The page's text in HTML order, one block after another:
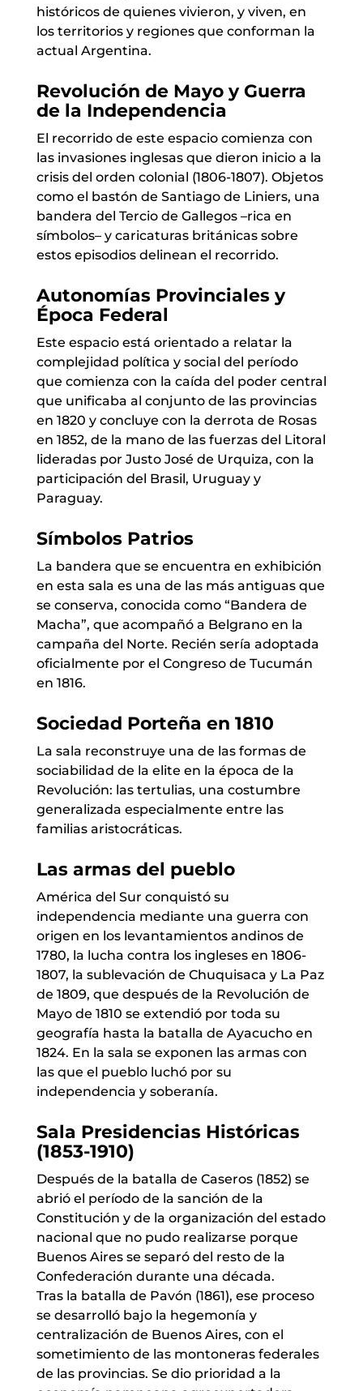
históricos de quienes vivieron, y viven, en
los territorios y regiones que conforman la
actual Argentina.
Revolución de Mayo y Guerra
de la Independencia
El recorrido de este espacio comienza con
las invasiones inglesas que dieron inicio a la
crisis del orden colonial (1806-1807). Objetos
como el bastón de Santiago de Liniers, una
bandera del Tercio de Gallegos –rica en
símbolos– y caricaturas británicas sobre
estos episodios delinean el recorrido.
Autonomías Provinciales y
Época Federal
Este espacio está orientado a relatar la
complejidad política y social del período
que comienza con la caída del poder central
que unificaba al conjunto de las provincias
en 1820 y concluye con la derrota de Rosas
en 1852, de la mano de las fuerzas del Litoral
lideradas por Justo José de Urquiza, con la
participación del Brasil, Uruguay y
Paraguay.
Símbolos Patrios
La bandera que se encuentra en exhibición
en esta sala es una de las más antiguas que
se conserva, conocida como “Bandera de
Macha”, que acompañó a Belgrano en la
campaña del Norte. Recién sería adoptada
oficialmente por el Congreso de Tucumán
en 1816.
Sociedad Porteña en 1810
La sala reconstruye una de las formas de
sociabilidad de la elite en la época de la
Revolución: las tertulias, una costumbre
generalizada especialmente entre las
familias aristocráticas.
Las armas del pueblo
América del Sur conquistó su
independencia mediante una guerra con
origen en los levantamientos andinos de
1780, la lucha contra los ingleses en 1806-
1807, la sublevación de Chuquisaca y La Paz
de 1809, que después de la Revolución de
Mayo de 1810 se extendió por toda su
geografía hasta la batalla de Ayacucho en
1824. En la sala se exponen las armas con
las que el pueblo luchó por su
independencia y soberanía.
Sala Presidencias Históricas
(1853-1910)
Después de la batalla de Caseros (1852) se
abrió el período de la sanción de la
Constitución y de la organización del estado
nacional que no pudo realizarse porque
Buenos Aires se separó del resto de la
Confederación durante una década.
Tras la batalla de Pavón (1861), ese proceso
se desarrolló bajo la hegemonía y
centralización de Buenos Aires, con el
sometimiento de las montoneras federales
de las provincias. Se dio prioridad a la